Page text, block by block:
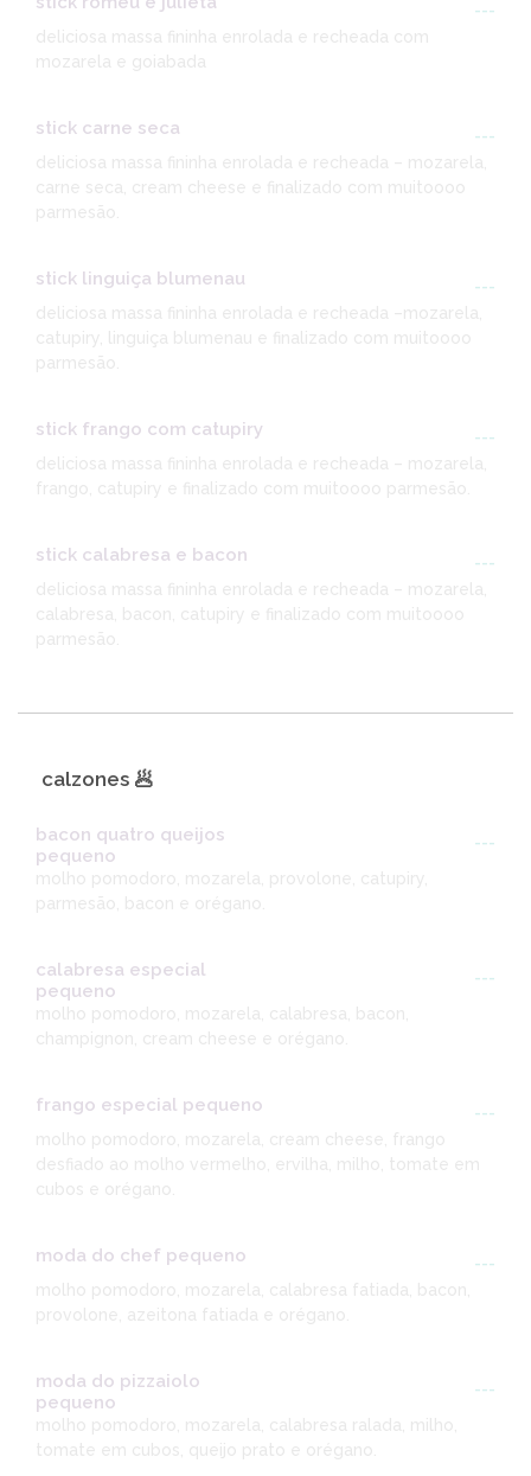
---
deliciosa massa fininha enrolada e recheada com
stick carne seca
---
deliciosa massa fininha enrolada e recheada – mozarela,
carne seca, cream cheese e finalizado com muitoooo
stick linguiça blumenau
---
deliciosa massa fininha enrolada e recheada –mozarela,
catupiry, linguiça blumenau e finalizado com muitoooo
stick frango com catupiry
---
deliciosa massa fininha enrolada e recheada – mozarela,
frango, catupiry e finalizado com muitoooo parmesão.
stick calabresa e bacon
---
deliciosa massa fininha enrolada e recheada – mozarela,
calabresa, bacon, catupiry e finalizado com muitoooo
calzones 🥟
bacon quatro queijos
pequeno
---
molho pomodoro, mozarela, provolone, catupiry,
parmesão, bacon e orégano.
calabresa especial
pequeno
---
molho pomodoro, mozarela, calabresa, bacon,
champignon, cream cheese e orégano.
frango especial pequeno
---
molho pomodoro, mozarela, cream cheese, frango
cubos e orégano.
moda do chef pequeno
---
molho pomodoro, mozarela, calabresa fatiada, bacon,
moda do pizzaiolo
pequeno
---
molho pomodoro, mozarela, calabresa ralada, milho,
tomate em cubos, queijo prato e orégano.